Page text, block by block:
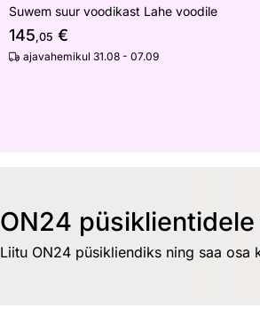
Suwem suur voodikast Lahe voodile
145,05 €
ajavahemikul 31.08 - 07.09
ON24
Liitu ON24 püsikliendiks ning saa osa